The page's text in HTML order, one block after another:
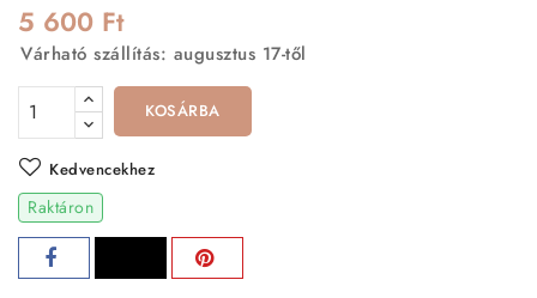
5 600 Ft
Várható szállítás: augusztus 17-től
KOSÁRBA
Kedvencekhez
Raktáron